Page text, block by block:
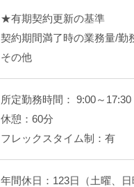
★有期契約更新の基準
契約期間満了時の業務量/勤
その他
所定勤務時間： 9:00～17:30
休憩：60分
フレックスタイム制：有
年間休日：123日（土曜、日